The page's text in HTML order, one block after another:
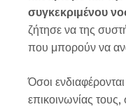
συγκεκριμένου
ζήτησε να της
που μπορούν να
Όσοι
επικοινωνίας